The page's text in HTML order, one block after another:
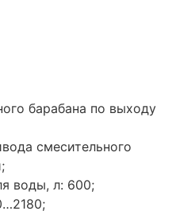
барабана по выходу
смесительного
воды, л: 600;